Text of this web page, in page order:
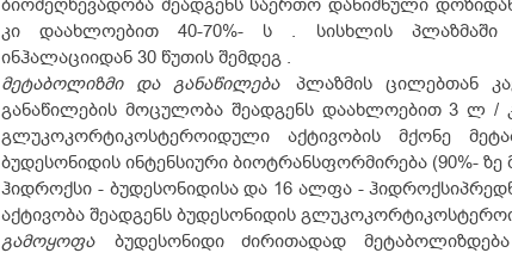
ბიოშეღწევადობა შეადგენს საერთო დანიშნული
კი დაახლოებით 40-70%- ს . სისხლის პლაზმაში
ინჰალაციიდან 30 წუთის შემდეგ .
მეტაბოლიზმი და განაწილება პლაზმის ცილებთან
განაწილების მოცულობა შეადგენს დაახლოებით 3 ლ /
გლუკოკორტიკოსტეროიდული აქტივობის მქონე
ბუდესონიდის ინტენსიური ბიოტრანსფორმირება (90%-
ჰიდროქსი - ბუდესონიდისა და 16 ალფა -
აქტივობა შეადგენს ბუდესონიდის
გამოყოფა ბუდესონიდი ძირითადად